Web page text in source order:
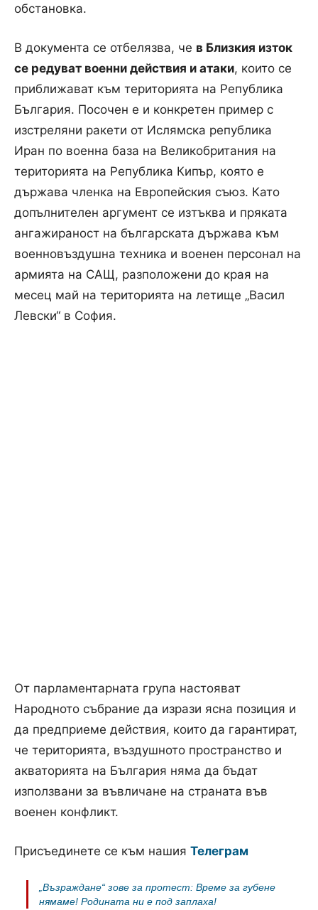
обстановка.
В документа се отбелязва, че в Близкия изток
се редуват военни действия и атаки, които се
приближават към територията на Република
България. Посочен е и конкретен пример с
изстреляни ракети от Ислямска република
Иран по военна база на Великобритания на
територията на Република Кипър, която е
държава членка на Европейския съюз. Като
допълнителен аргумент се изтъква и пряката
ангажираност на българската държава към
военновъздушна техника и военен персонал на
армията на САЩ, разположени до края на
месец май на територията на летище „Васил
Левски“ в София.
От парламентарната група настояват
Народното събрание да изрази ясна позиция и
да предприеме действия, които да гарантират,
че територията, въздушното пространство и
акваторията на България няма да бъдат
използвани за въвличане на страната във
военен конфликт.
Присъединете се към нашия Телеграм
„Възраждане“ зове за протест: Време за губене
нямаме! Родината ни е под заплаха!